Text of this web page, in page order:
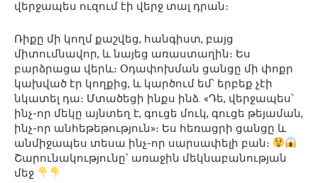
վերջապես ուզում էի վերջ տալ դրան։
Ռիքը մի կողմ քաշվեց, հանգիստ, բայց
միտումնավոր, և նայեց առաստաղին։ Ես
բարձրացա վերև։ Օդափոխման ցանցը մի փոքր
կախված էր կողքից, և կարծում եմ՝ երբեք չէի
նկատել դա։ Մտածեցի ինքս ինձ. «Դե, վերջապես՝
ինչ-որ մեկը այնտեղ է, գուցե մուկ, գուցե թեյաման,
ինչ-որ անհեթեթություն»։ Ես հեռացրի ցանցը և
անմիջապես տեսա ինչ-որ սարսափելի բան։
Շարունակությունը՝ առաջին մեկնաբանության
մեջ